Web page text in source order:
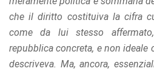
che il diritto costituiva la cifra
come da lui stesso
repubblica concreta, e non ideale
descriveva. Ma, ancora,